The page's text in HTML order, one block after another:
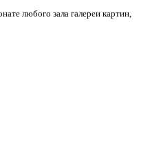
любого зала галереи картин,